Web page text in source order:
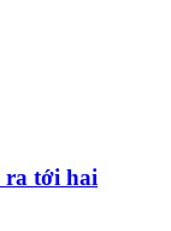
ra tới hai